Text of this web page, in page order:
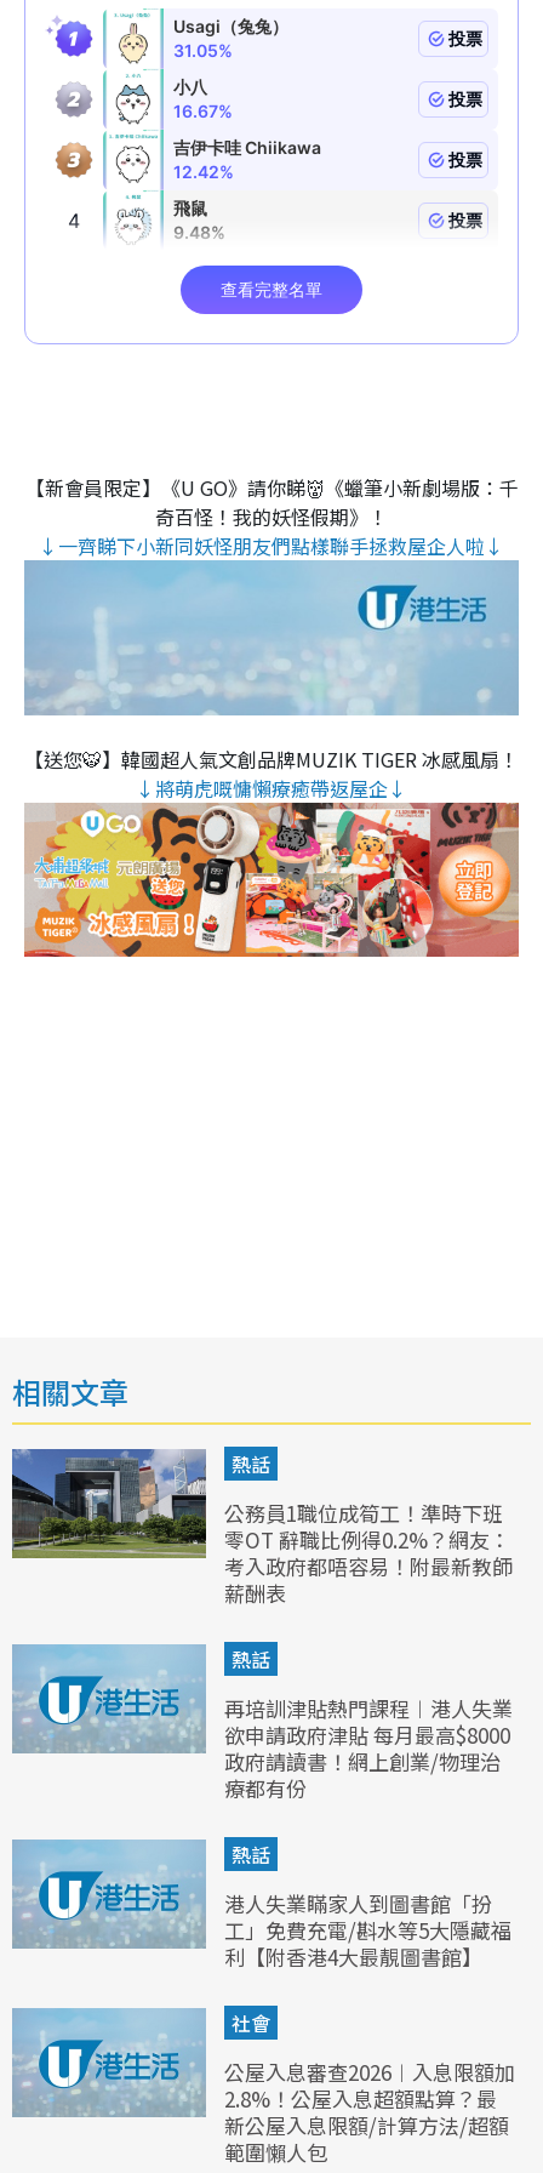
【新會員限定】《U GO》請你睇👹《蠟筆小新劇場版：千
奇百怪！我的妖怪假期》！
↓一齊睇下小新同妖怪朋友們點樣聯手拯救屋企人啦↓
【送您🐯】韓國超人氣文創品牌MUZIK TIGER 冰感風扇！
↓將萌虎嘅慵懶療癒帶返屋企↓
相關文章
熱話
公務員1職位成筍工！準時下班
零OT 辭職比例得0.2%？網友：
考入政府都唔容易！附最新教師
薪酬表
熱話
再培訓津貼熱門課程︱港人失業
欲申請政府津貼 每月最高$8000
政府請讀書！網上創業/物理治
療都有份
熱話
港人失業瞞家人到圖書館「扮
工」免費充電/斟水等5大隱藏福
利【附香港4大最靚圖書館】
社會
公屋入息審查2026︱入息限額加
2.8%！公屋入息超額點算？最
新公屋入息限額/計算方法/超額
範圍懶人包